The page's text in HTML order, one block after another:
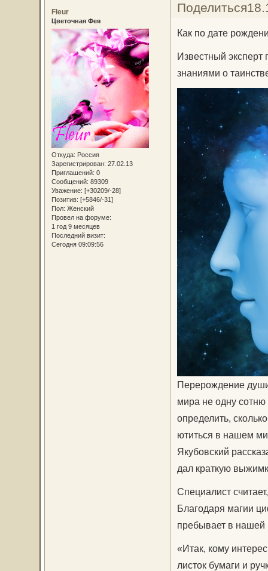
Поделиться
Fleur
Цветочная Фея
Откуда: Россия
Зарегистрирован: 27.02.13
Приглашений: 0
Сообщений: 89309
Уважение: [+30209/-28]
Позитив: [+5846/-31]
Пол: Женский
Провел на форуме:
1 год 9 месяцев
Последний визит:
Сегодня 09:09:56
Как по дате
Известный эксперт
знаниями о
Перерождение души
мира не одну
определить,
ютиться в нашем
Якубовский
дал краткую
Специалист
Благодаря магии
пребывает в нашей
«Итак, кому
листок бумаги и